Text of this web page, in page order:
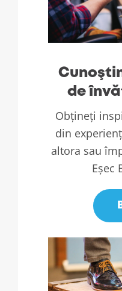
de
Obțineți
din
altora sau
Eșec